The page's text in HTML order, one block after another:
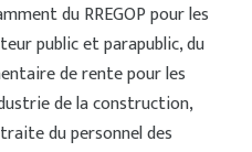
du RREGOP pour les
public et parapublic, du
de rente pour les
de la construction,
du personnel des